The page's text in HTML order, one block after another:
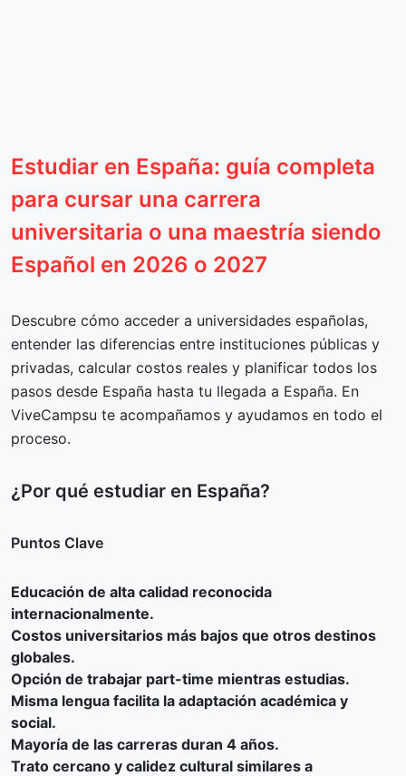
Estudiar en España: guía completa
para cursar una carrera
universitaria o una maestría siendo
Español en 2026 o 2027
Descubre cómo acceder a universidades españolas,
entender las diferencias entre instituciones públicas y
privadas, calcular costos reales y planificar todos los
pasos desde España hasta tu llegada a España. En
ViveCampsu te acompañamos y ayudamos en todo el
proceso.
¿Por qué estudiar en España?
Puntos Clave
Educación de alta calidad reconocida
internacionalmente.
Costos universitarios más bajos que otros destinos
globales.
Opción de trabajar part-time mientras estudias.
Misma lengua facilita la adaptación académica y
social.
Mayoría de las carreras duran 4 años.
Trato cercano y calidez cultural similares a